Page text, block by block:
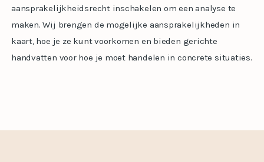
aansprakelijkheidsrecht inschakelen om een analyse te
maken. Wij brengen de mogelijke aansprakelijkheden in
kaart, hoe je ze kunt voorkomen en bieden gerichte
handvatten voor hoe je moet handelen in concrete situaties.